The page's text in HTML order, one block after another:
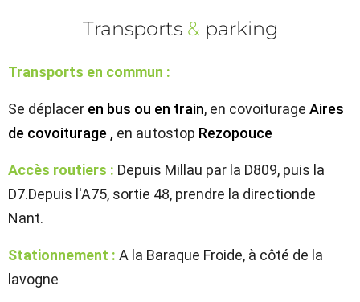
Transports &parking
Transports en commun :
Se déplacer en bus ou en train, en covoiturage Aires
de covoiturage , en autostop Rezopouce
Accès routiers : Depuis Millau par la D809, puis la
D7.Depuis l'A75, sortie 48, prendre la directionde
Nant.
Stationnement : A la Baraque Froide, à côté de la
lavogne